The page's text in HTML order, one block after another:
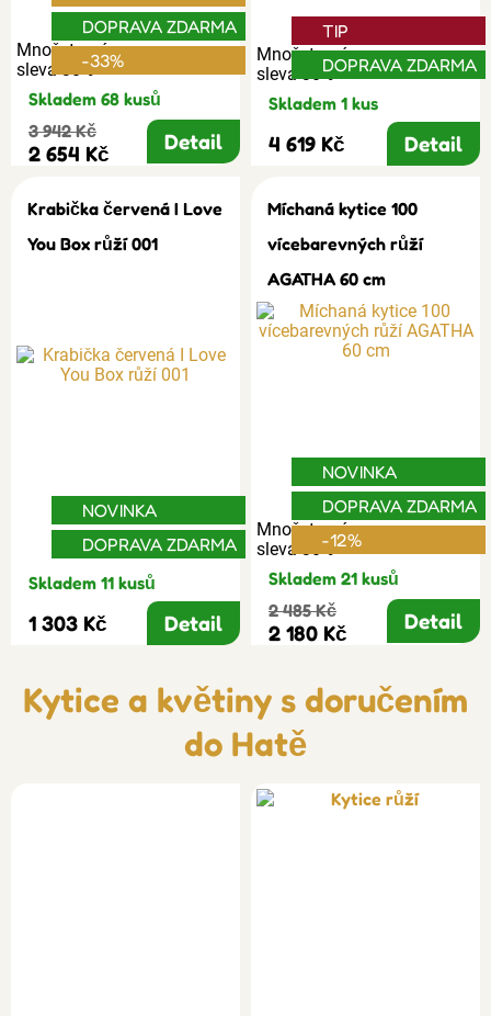
Množstevní
sleva 30%
DOPRAVA ZDARMA
-33%
Skladem 68 kusů
3 942 Kč
2 654 Kč Detail
Množstevní
sleva 30%
TIP
DOPRAVA ZDARMA
Skladem 1 kus
4 619 Kč Detail
Krabička červená I Love
You Box růží 001
NOVINKA
DOPRAVA ZDARMA
Skladem 11 kusů
1 303 Kč Detail
Míchaná kytice 100
vícebarevných růží
AGATHA 60 cm
Množstevní
sleva 30%
NOVINKA
DOPRAVA ZDARMA
-12%
Skladem 21 kusů
2 485 Kč
2 180 Kč Detail
Kytice a květiny s doručením
do Hatě